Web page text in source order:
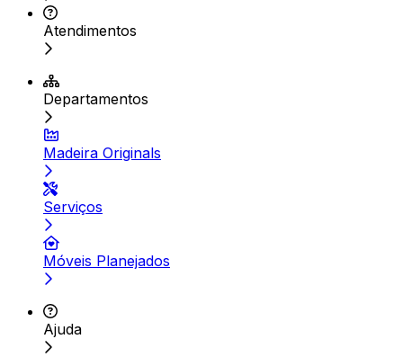
Atendimentos
Departamentos
Madeira Originals
Serviços
Móveis Planejados
Ajuda